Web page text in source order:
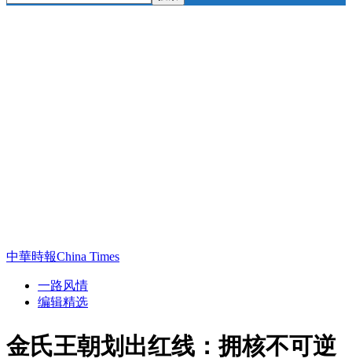
中華時報China Times
一路风情
编辑精选
金氏王朝划出红线：拥核不可逆